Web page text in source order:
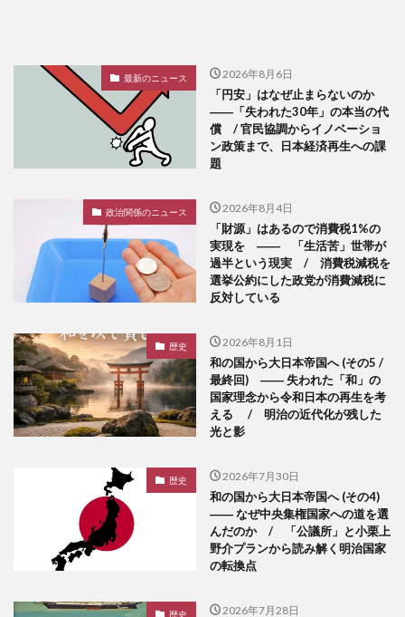
最新のニュース 2026年8月6日
「円安」はなぜ止まらないのか
――「失われた30年」の本当の代
償 / 官民協調からイノベーショ
ン政策まで、日本経済再生への課
題
政治関係のニュース 2026年8月4日
「財源」はあるので消費税1%の
実現を ―― 「生活苦」世帯が
過半という現実 / 消費税減税を
選挙公約にした政党が消費減税に
反対している
歴史 2026年8月1日
和の国から大日本帝国へ (その5 /
最終回) ―― 失われた「和」の
国家理念から令和日本の再生を考
える / 明治の近代化が残した
光と影
歴史 2026年7月30日
和の国から大日本帝国へ (その4)
―― なぜ中央集権国家への道を選
んだのか / 「公議所」と小栗上
野介プランから読み解く明治国家
の転換点
歴史 2026年7月28日